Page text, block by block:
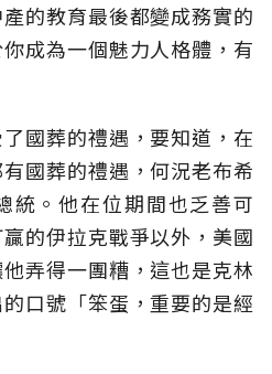
的教育最後都變成務實的
成為一個魅力人格體，有
國葬的禮遇，要知道，在
國葬的禮遇，何況老布希
統。他在位期間也乏善可
的伊拉克戰爭以外，美國
弄得一團糟，這也是克林
口號「笨蛋，重要的是經